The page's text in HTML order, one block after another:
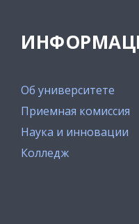
Об университете
Приемная комиссия
Наука и инновации
Колледж